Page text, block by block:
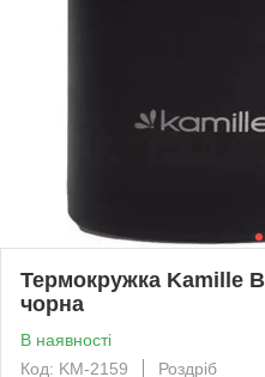
Термокружка Kamille
чорна
В наявності
Код: KM-2159
Роздріб